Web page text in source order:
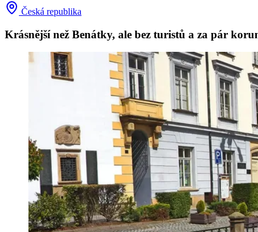
Česká republika
Krásnější než Benátky, ale bez turistů a za pár